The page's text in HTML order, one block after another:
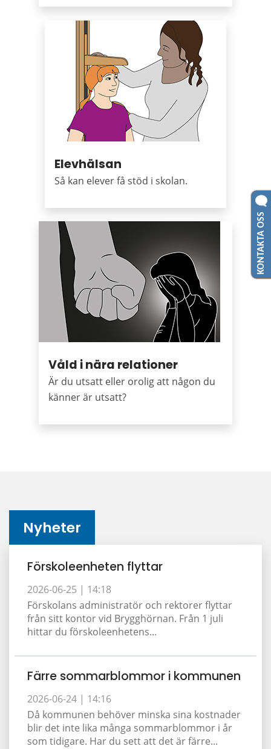
Elevhälsan
Så kan elever få stöd i skolan.
Våld i nära relationer
Är du utsatt eller orolig att någon du
känner är utsatt?
Nyheter
Förskoleenheten flyttar
2026-06-25 | 14:18
Förskolans administratör och rektorer flyttar
från sitt kontor vid Brygghörnan. Från 1 juli
hittar du förskoleenhetens...
Färre sommarblommor i kommunen
2026-06-24 | 14:16
Då kommunen behöver minska sina kostnader
blir det inte lika många sommarblommor i år
som tidigare. Har du sett att det är färre...
KONTAKTA OSS